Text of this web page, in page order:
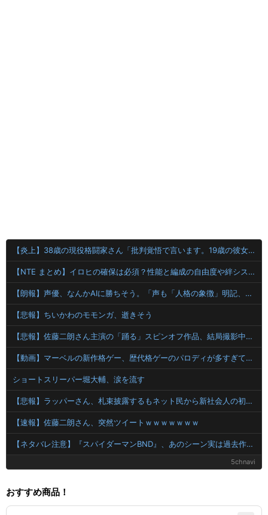
【炎上】38歳の現役格闘家さん「批判覚悟で言います。19歳の彼女と結婚しました」→案の定オバサン達に見つかり炎上
【NTE まとめ】イロヒの確保は必須？性能と編成の自由度や絆システムを徹底評価！
【朗報】声優、なんかAIに勝ちそう。「声も「人格の象徴」明記、法務省」
【悲報】ちいかわのモモンガ、逝きそう
【悲報】佐藤二朗さん主演の「踊る」スピンオフ作品、結局撮影中止が決定wwwwwwwwwwww
【動画】マーベルの新作格ゲー、歴代格ゲーのパロディが多すぎて話題にwwwwwww
ショートスリーパー堀大輔、涙を流す
【悲報】ラッパーさん、札束披露するもネット民から新社会人の初ボーナスくらいしかないと笑われる
【速報】佐藤二朗さん、突然ツイートｗｗｗｗｗｗｗ
【ネタバレ注意】『スパイダーマンBND』、あのシーン実は過去作のセルフカバーだった
5chnavi
おすすめ商品！